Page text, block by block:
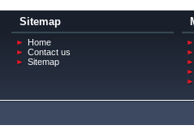
Sitemap
Home
Contact us
Sitemap